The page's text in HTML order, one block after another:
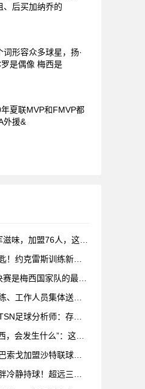
、后买加纳乔的
词形容众多球星，扬·
是偶像 梅西是
夏联MVP和FMVP都
外援&